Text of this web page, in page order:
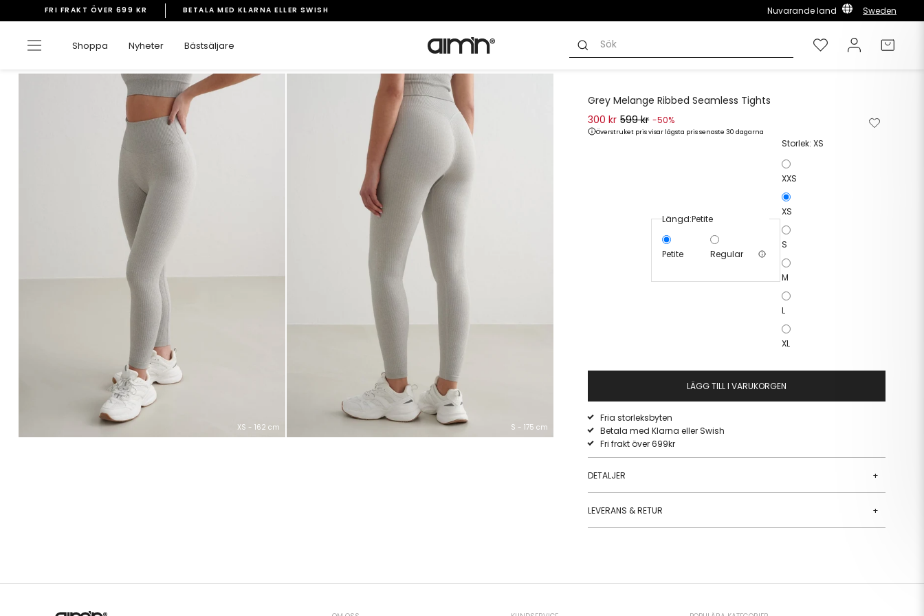
vidare
innehåll
Pausa
bildspelet
FRI FRAKT ÖVER 699 KR BETALA MED KLARNA ELLER SWISH Nuvarande land Sweden
Sidnavigering
Shoppa Nyheter Bästsäljare ÖnskelistaLogga in
XS - 162 cm S - 175 cm
Grey Melange Ribbed Seamless Tights
300 kr 599 kr -50%
Överstruket pris visar lägsta pris senaste 30 dagarna
Lägg
Längd:Petite
Petite Regular
Storlek:XS
XXS
XS
S
M
L
XL
LÄGG TILL I VARUKORGEN
Fria storleksbyten
Betala med Klarna eller Swish
Fri frakt över 699kr
DETALJER +
LEVERANS & RETUR +